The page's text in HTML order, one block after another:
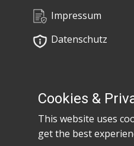
Impressum
Datenschutz
Kontakt
Cookies &
This website uses
get the best